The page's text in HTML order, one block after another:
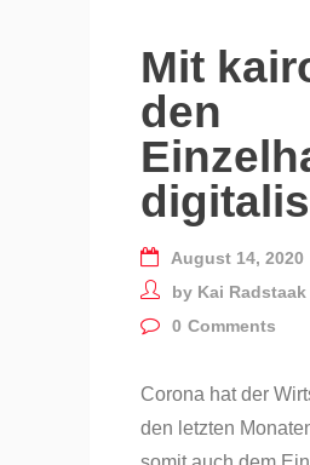
Mit
den
August 14, 2020
by Kai Radstaak
0 Comments
Corona hat der
den letzten